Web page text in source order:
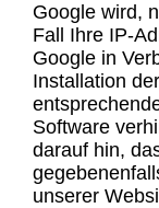
Google wird,
Fall Ihre IP-
Google in
Installation
Software
darauf hin,
unserer